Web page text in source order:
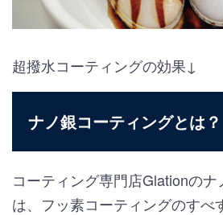
超撥水コーティングの効果↓
ナノ銀コーティングとは？
コーティング専門店Glationのナ
は、フッ素コーティングのすべ